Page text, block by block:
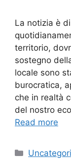
La notizia è
territorio,
sostegno
locale sono
burocratica,
che in realtà
del nostro
Read more
Categories